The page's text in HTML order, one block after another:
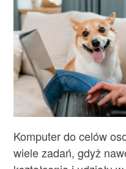
Komputer do celów
wiele zadań, gdyż